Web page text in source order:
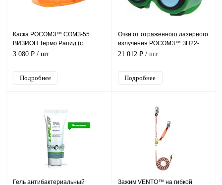
Каска РОСОМЗ™ СОМЗ-55
ВИЗИОН Термо Рапид (с
храповиком), золотистый 79712
3 080 ₽ / шт
Подробнее
Очки от отраженного лазерного
излучения РОСОМЗ™ ЗН22-
С3С22 Лазер, 22203
21 012 ₽ / шт
Подробнее
Гель антибактериальный
Зажим VENTO™ на гибкой